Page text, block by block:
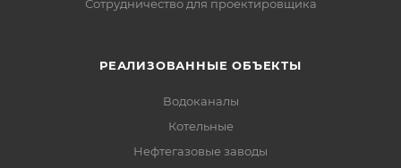
Сотрудничество для проектировщика
РЕАЛИЗОВАННЫЕ ОБЪЕКТЫ
Водоканалы
Котельные
Нефтегазовые заводы